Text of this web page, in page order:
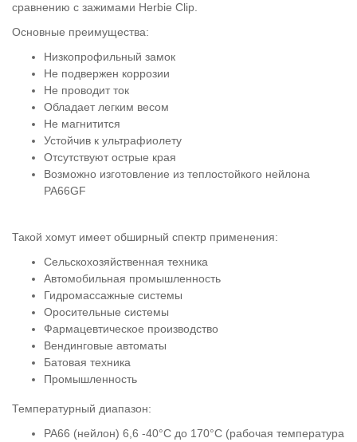
сравнению с зажимами Herbie Clip.
Основные преимущества:
Низкопрофильный замок
Не подвержен коррозии
Не проводит ток
Обладает легким весом
Не магнитится
Устойчив к ультрафиолету
Отсутствуют острые края
Возможно изготовление из теплостойкого нейлона
PA66GF
Такой хомут имеет обширный спектр применения:
Сельскохозяйственная техника
Автомобильная промышленность
Гидромассажные системы
Оросительные системы
Фармацевтическое производство
Вендинговые автоматы
Батовая техника
Промышленность
Температурный диапазон:
PA66 (нейлон) 6,6 -40°C до 170°C (рабочая температура